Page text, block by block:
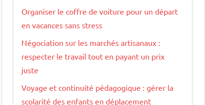
Organiser le coffre de voiture pour un départ
en vacances sans stress
Négociation sur les marchés artisanaux :
respecter le travail tout en payant un prix
juste
Voyage et continuité pédagogique : gérer la
scolarité des enfants en déplacement